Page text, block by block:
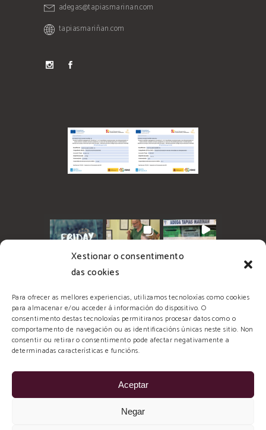
Xestionar o consentimento
das cookies
Para ofrecer as mellores experiencias, utilizamos tecnoloxías como cookies
para almacenar e/ou acceder á información do dispositivo. O
consentimento destas tecnoloxías permitiranos procesar datos como o
comportamento de navegación ou as identificacións únicas neste sitio. Non
consentir ou retirar o consentimento pode afectar negativamente a
determinadas características e funcións.
Aceptar
Negar
adegas@tapiasmarinan.com
tapiasmariñan.com
© 2026 Tapias Mariñán, todos los derechos